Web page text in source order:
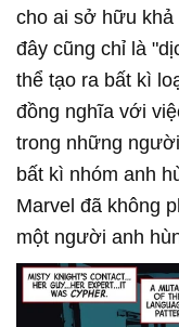
cho ai sở hữu
đây cũng chỉ là
thể tạo ra bất kì
đồng nghĩa với
trong những
bất kì nhóm anh
Marvel đã không
một người anh